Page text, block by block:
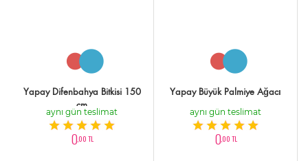
Yapay Difenbahya Bitkisi 150
cm
aynı gün teslimat
0,00 TL
Yapay Büyük Palmiye Ağacı
aynı gün teslimat
0,00 TL